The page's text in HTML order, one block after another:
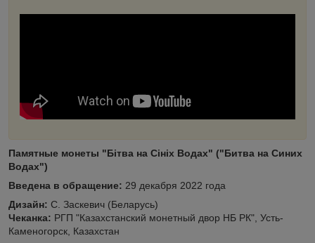
Памятные монеты "Бітва на Сініх Водах" ("Битва на Синих
Водах")
Введена в обращение: 29 декабря 2022 года
Дизайн: C. Заскевич (Беларусь)
Чеканка: РГП "Казахстанский монетный двор НБ РК", Усть-
Каменогорск, Казахстан